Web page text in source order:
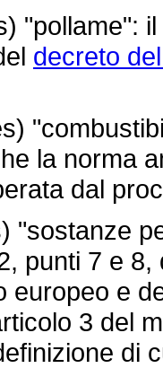
il
decreto
la norma
dal
punti 7 e 8,
europeo e
3 del
di